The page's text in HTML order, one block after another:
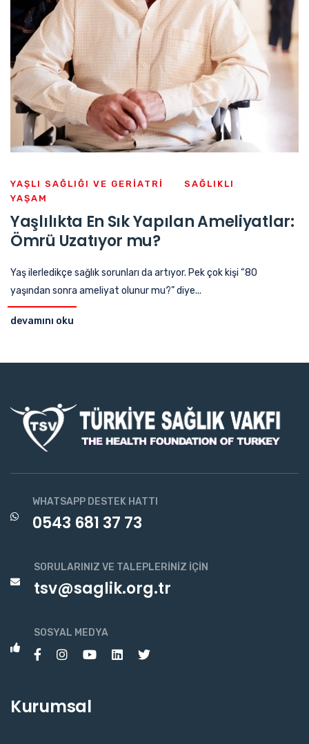
YAŞLI SAĞLIĞI VE GERIATRI
SAĞLIKLI
YAŞAM
Yaşlılıkta En Sık Yapılan Ameliyatlar:
Ömrü Uzatıyor mu?
Yaş ilerledikçe sağlık sorunları da artıyor. Pek çok kişi “80
yaşından sonra ameliyat olunur mu?” diye...
devamını oku
WHATSAPP DESTEK HATTI
0543 681 37 73
SORULARINIZ VE TALEPLERINIZ İÇIN
tsv@saglik.org.tr
SOSYAL MEDYA
Kurumsal